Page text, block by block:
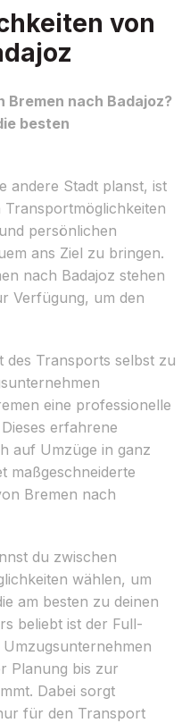
von
Bremen nach Badajoz?
besten
andere Stadt planst, ist
Transportmöglichkeiten
persönlichen
ans Ziel zu bringen.
nach Badajoz stehen
Verfügung, um den
des Transports selbst zu
eine professionelle
erfahrene
auf Umzüge in ganz
maßgeschneiderte
Bremen nach
du zwischen
wählen, um
am besten zu deinen
beliebt ist der Full-
Planung bis zur
Dabei sorgt
für den Transport